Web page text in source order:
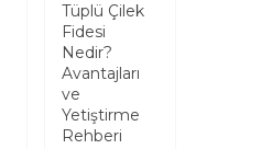
Tüplü Çilek
Fidesi
Nedir?
Avantajları
ve
Yetiştirme
Rehberi